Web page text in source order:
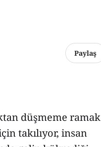
Paylaş
düşmeme ramak
takılıyor, insan